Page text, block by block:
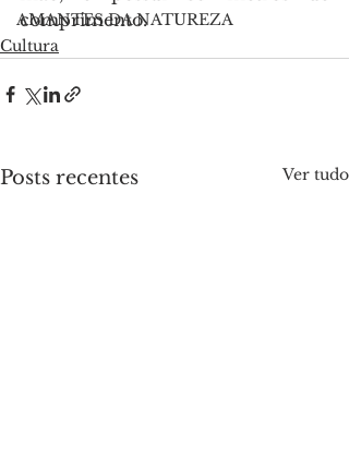
AMANTES DA NATUREZA
comprimento.
Cultura
Posts recentes Ver tudo